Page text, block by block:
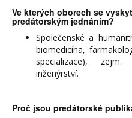
Ve kterých oborech se
predátorským jednáním?
Společenské a
biomedicína,
specializace),
inženýrství.
Proč jsou predátorské